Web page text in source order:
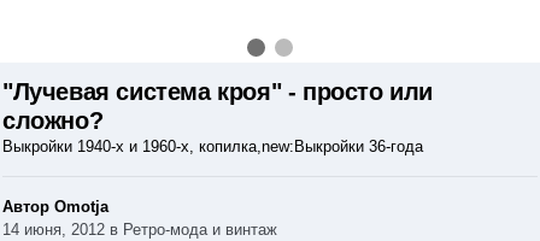
"Лучевая система кроя" - просто или
сложно?
Выкройки 1940-х и 1960-х, копилка,new:Выкройки 36-года
Автор Omotja
14 июня, 2012 в Ретро-мода и винтаж